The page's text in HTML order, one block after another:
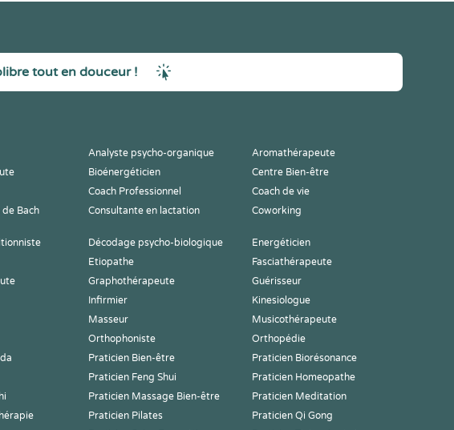
tout en douceur !
Analyste psycho-organique
Aromathérapeute
Bioénergéticien
Centre Bien-être
Coach Professionnel
Coach de vie
de Bach Consultante en lactation Coworking
Décodage psycho-biologique
Energéticien
Etiopathe
Fasciathérapeute
Graphothérapeute
Guérisseur
Infirmier
Kinesiologue
Masseur
Musicothérapeute
Orthophoniste
Orthopédie
Praticien Bien-être
Praticien Biorésonance
Praticien Feng Shui
Praticien Homeopathe
Praticien Massage Bien-être
Praticien Meditation
Praticien Pilates
Praticien Qi Gong